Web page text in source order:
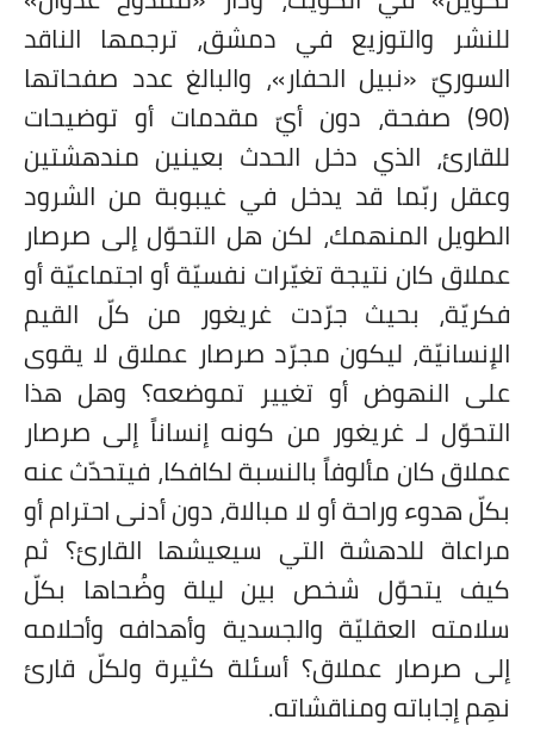
للنشر والتوزيع في دمشق، ترجمها الناقد
السوريّ «نبيل الحفار»، والبالغ عدد صفحاتها
(90) صفحة، دون أيّ مقدمات أو توضيحات
للقارئ، الذي دخل الحدث بعينين مندهشتين
وعقل ربّما قد يدخل في غيبوبة من الشرود
الطويل المنهمك، لكن هل التحوّل إلى صرصار
عملاق كان نتيجة تغيّرات نفسيّة أو اجتماعيّة أو
فكريّة، بحيث جرّدت غريغور من كلّ القيم
الإنسانيّة، ليكون مجرّد صرصار عملاق لا يقوى
على النهوض أو تغيير تموضعه؟ وهل هذا
التحوّل لـ غريغور من كونه إنساناً إلى صرصار
عملاق كان مألوفاً بالنسبة لكافكا، فيتحدّث عنه
بكلّ هدوء وراحة أو لا مبالاة، دون أدنى احترام أو
مراعاة للدهشة التي سيعيشها القارئ؟ ثم
كيف يتحوّل شخص بين ليلة وضُحاها بكلّ
سلامته العقليّة والجسدية وأهدافه وأحلامه
إلى صرصار عملاق؟ أسئلة كثيرة ولكلّ قارئ
نهِم إجاباته ومناقشاته.